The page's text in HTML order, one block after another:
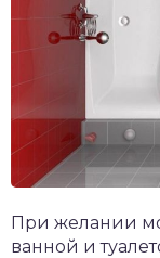
При желании
ванной и